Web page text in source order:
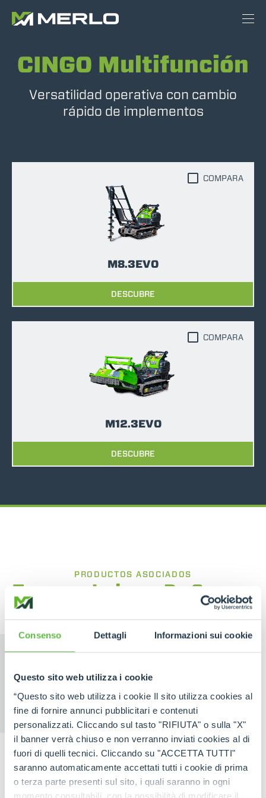
Consenso Dettagli Informazioni sui cookie
Questo sito web utilizza i cookie
“Questo sito web utilizza i cookie Il sito utilizza cookies al
fine di fornire annunci pubblicitari e contenuti
personalizzati. Cliccando sul tasto "RIFIUTA" o sulla "X"
il banner verrà chiuso e non verranno inviati cookies al di
fuori di quelli tecnici. Cliccando su "ACCETTA TUTTI"
saranno automaticamente accettati tutti i cookie di prima
o terza parte presenti sul sito, i quali saranno in ogni
momento consultabili, con la possibilità di modificare il
CINGO Multifunción
Versatilidad operativa con cambio
rápido de implementos
M8.3EVO
DESCUBRE
COMPARA
M12.3EVO
DESCUBRE
COMPARA
PRODUCTOS ASOCIADOS
Transportadores De Orugas
CINGO
TRANSPORTER
CINGO
ELÉCTRICO